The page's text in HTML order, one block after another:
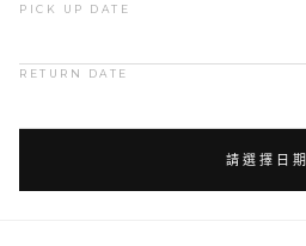
PICK UP DATE
RETURN DATE
請選擇日期